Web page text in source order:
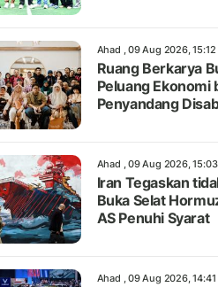
Ahad , 09 Aug 2026, 15:12
Ruang Berkarya
Peluang Ekonomi
Penyandang
Ahad , 09 Aug 2026,
Iran Tegaskan
Buka Selat
AS Penuhi Syarat
Ahad , 09 Aug 2026, 14:41